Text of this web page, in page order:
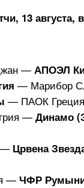
13 августа,
— АПОЭЛ
— Марибор
— ПАОК
— Динамо
— Црвена
— ЧФР